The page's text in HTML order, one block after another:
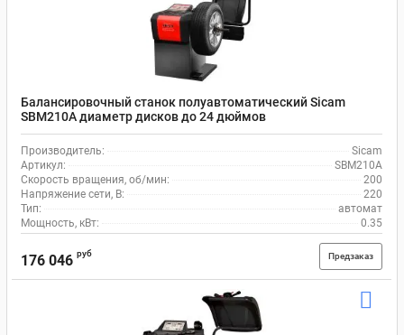
Балансировочный станок полуавтоматический Sicam
SBM210A диаметр дисков до 24 дюймов
Производитель:
Sicam
Артикул:
SBM210A
Скорость вращения, об/мин:
200
Напряжение сети, В:
220
Тип:
автомат
Мощность, кВт:
0.35
176 046 руб Предзаказ